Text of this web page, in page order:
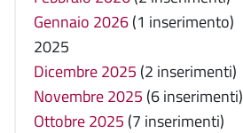
Gennaio 2026(1 inserimento)
2025
Dicembre 2025 (2 inserimenti)
Novembre 2025 (6 inserimenti)
Ottobre 2025 (7 inserimenti)